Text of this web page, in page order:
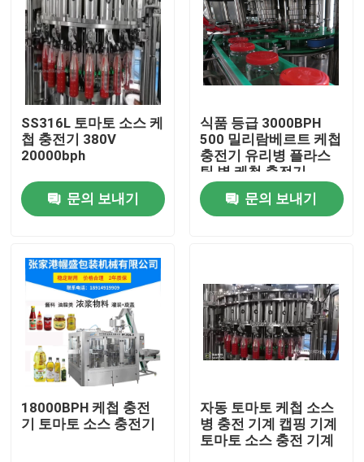
제품
우리에 대하여
공장 여행
품질 관리
SS316L 토마토 소스 케
첩 충전기 380V
20000bph
문의 보내기
식품 등급 3000BPH
500 밀리람베르트 케첩
충전기 유리병 플라스
틱 병 케첩 충전기
문의 보내기
18000BPH 케첩 충전
기 토마토 소스 충전기
자동 토마토 케첩 소스
병 충전 기계 캡핑 기계
토마토 소스 충전 기계